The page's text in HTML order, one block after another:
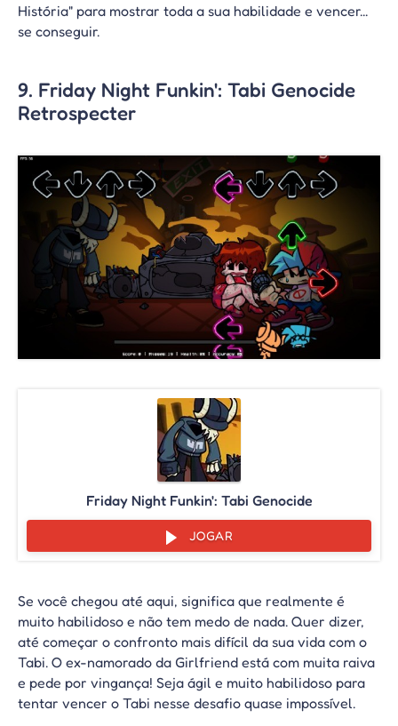
História" para mostrar toda a sua habilidade e vencer...
se conseguir.
9. Friday Night Funkin': Tabi Genocide
Retrospecter
Friday Night Funkin': Tabi Genocide
JOGAR
Se você chegou até aqui, significa que realmente é
muito habilidoso e não tem medo de nada. Quer dizer,
até começar o confronto mais difícil da sua vida com o
Tabi. O ex-namorado da Girlfriend está com muita raiva
e pede por vingança! Seja ágil e muito habilidoso para
tentar vencer o Tabi nesse desafio quase impossível.